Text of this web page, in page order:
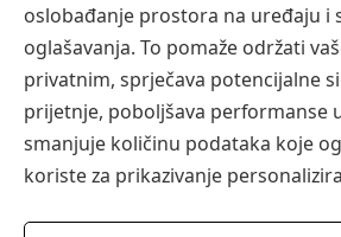
oslobađanje prostora na uređaju i
oglašavanja. To pomaže održati
privatnim, sprječava potencijalne
prijetnje, poboljšava performanse
smanjuje količinu podataka koje
koriste za prikazivanje